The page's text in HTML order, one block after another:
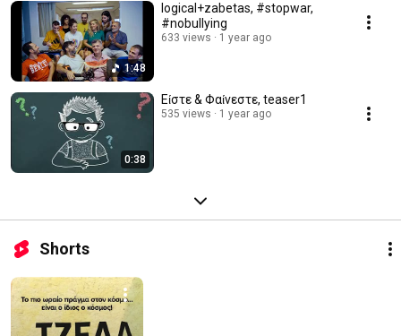
1:48
logical+zabetas, #stopwar,
#nobullying
633 views 1 year ago
0:38
Είστε & Φαίνεστε, teaser1
535 views 1 year ago
Shorts